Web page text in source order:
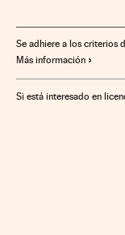
Mercados financieros
Se adhiere a los criterios
Más información
Si está interesado en